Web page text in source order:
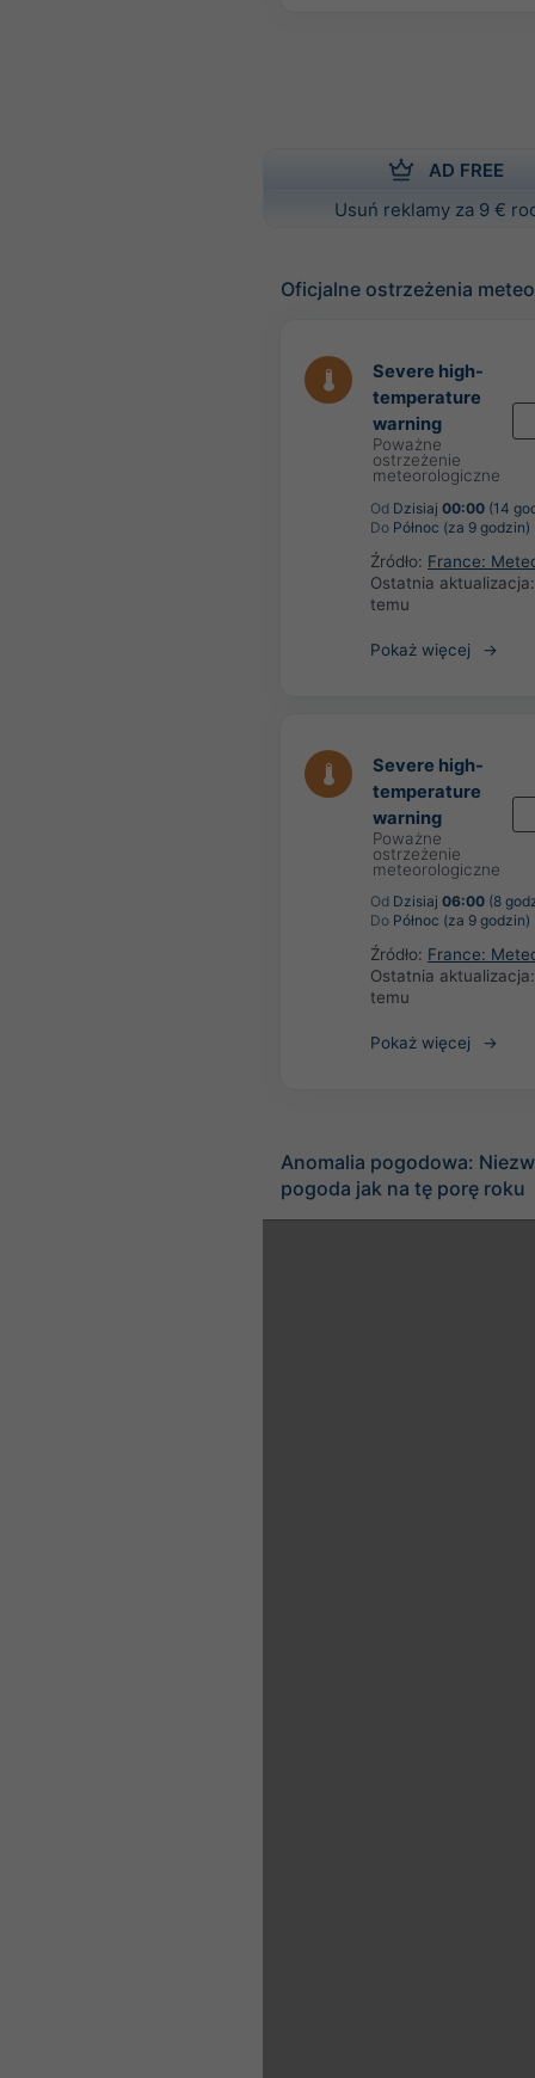
AD FREE
Usuń reklamy za 9 €
Oficjalne ostrzeżenia
Severe high-
temperature
warning
Poważne
ostrzeżenie
meteorologiczne
Od Dzisiaj 00:00 (14
Do Północ (za 9 godzin)
Źródło: France:
Ostatnia
temu
Pokaż więcej
Severe high-
temperature
warning
Poważne
ostrzeżenie
meteorologiczne
Od Dzisiaj 06:00 (8
Do Północ (za 9 godzin)
Źródło: France:
Ostatnia
temu
Pokaż więcej
Anomalia pogodowa:
pogoda jak na tę porę roku